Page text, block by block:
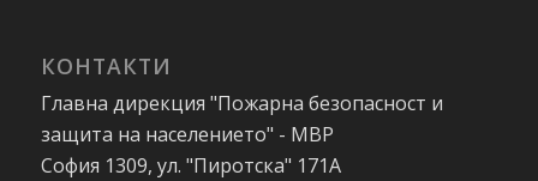
КОНТАКТИ
Главна дирекция "Пожарна безопасност и
защита на населението" - МВР
София 1309, ул. "Пиротска" 171А